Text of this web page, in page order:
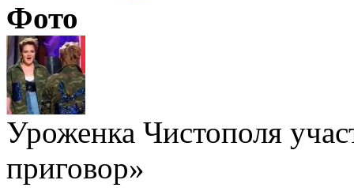
Фото
Уроженка Чистополя
приговор»